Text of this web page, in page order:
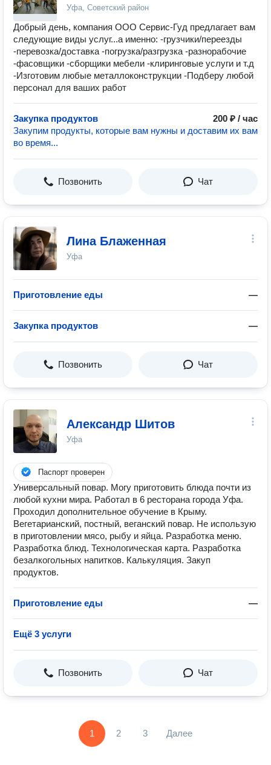
Уфа, Советский район
Добрый день, компания ООО Сервис-Гуд предлагает вам
следующие виды услуг...а именно: -грузчики/переезды
-перевозка/доставка -погрузка/разгрузка -разнорабочие
-фасовщики -сборщики мебели -клиринговые услуги и т.д
-Изготовим любые металлоконструкции -Подберу любой
персонал для ваших работ
Закупка продуктов
200 ₽ / час
Закупим продукты, которые вам нужны и доставим их вам
во время...
Позвонить Чат
Лина Блаженная
Уфа
Приготовление еды —
Закупка продуктов —
Позвонить Чат
Александр Шитов
Уфа
Паспорт проверен
Универсальный повар. Могу приготовить блюда почти из
любой кухни мира. Работал в 6 ресторана города Уфа.
Проходил дополнительное обучение в Крыму.
Вегетарианский, постный, веганский повар. Не использую
в приготовлении мясо, рыбу и яйца. Разработка меню.
Разработка блюд. Технологическая карта. Разработка
безалкогольных напитков. Калькуляция. Закуп
продуктов.
Приготовление еды —
Ещё 3 услуги
Позвонить Чат
1 2 3 Далее